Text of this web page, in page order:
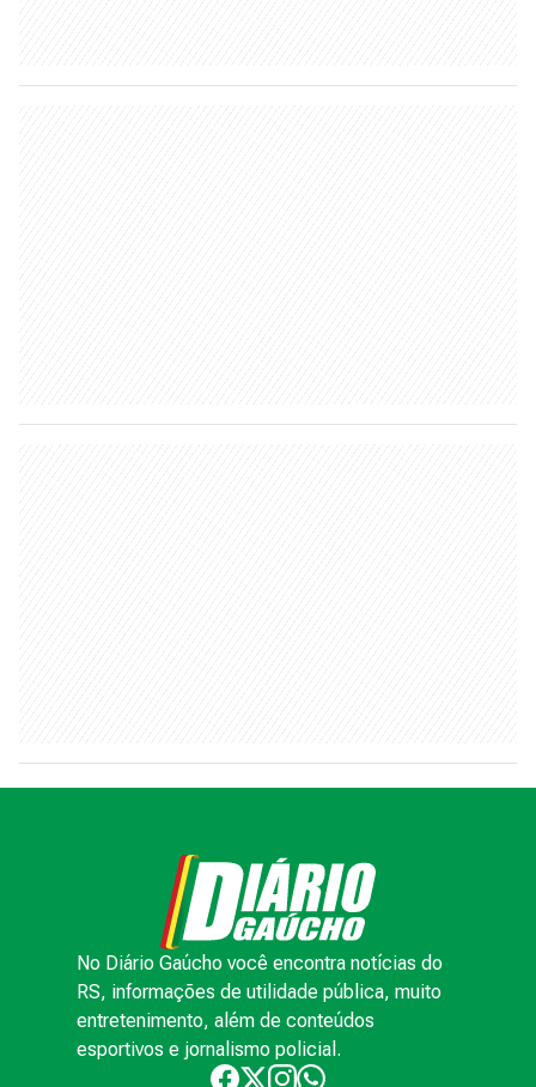
No Diário Gaúcho você encontra notícias do
RS, informações de utilidade pública, muito
entretenimento, além de conteúdos
esportivos e jornalismo policial.